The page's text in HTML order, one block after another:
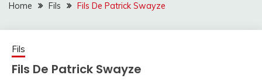
Home Fils Fils De Patrick Swayze
Fils
Fils De Patrick Swayze